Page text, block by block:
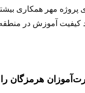
پروژه مهر همکاری
کیفیت آموزش در